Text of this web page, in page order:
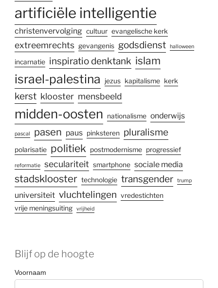
artificiële intelligentie
christenvervolging cultuur evangelische kerk
extreemrechts gevangenis godsdienst halloween
incarnatie inspiratio denktank islam
israel-palestina jezus kapitalisme kerk
kerst klooster mensbeeld
midden-oosten nationalisme onderwijs
pascal pasen paus pinksteren pluralisme
polarisatie politiek postmodernisme progressief
reformatie seculariteit smartphone sociale media
stadsklooster technologie transgender trump
universiteit vluchtelingen vredestichten
vrije meningsuiting
vrijheid
Blijf op de hoogte